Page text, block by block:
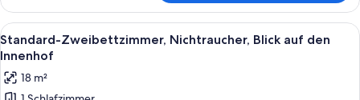
Zweibettzimmer,
2 Einzelbetten,
eigenes
Bad,
Alle
Fotos
für
Standard-
Ein Hotelzimmer mit einem großen
9
Standard-Zweibettzimmer, Nichtraucher, Blick auf den
Innenhof
18 m²